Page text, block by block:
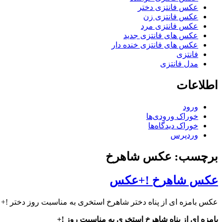
عکس فانتزی دختر
عکس فانتزی زن
عکس فانتزی مرد
عکس های فانتزی جدید
عکس های فانتزی خنده دار
فانتزی
مدل فانتزی
اطلاعات
ورود
خوراک ورودی‌ها
خوراک دیدگاه‌ها
وردپرس
برچسب: عکس شاهرخ
عکس شاهرخ !+عکس
عکس بامزه ای از پناه دختر شاهرخ استخری به مناسبت روز دختر
بامزه ای از پناه شاهرخ استخری به مناسبت روز !+